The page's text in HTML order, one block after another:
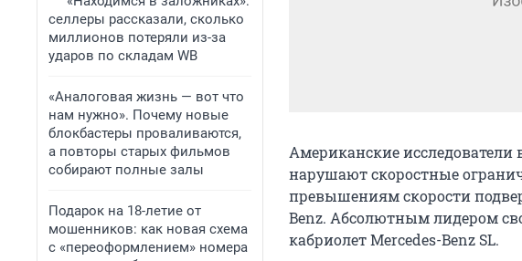
селлеры рассказали, сколько
миллионов потеряли из-за
ударов по складам WB
«Аналоговая жизнь — вот что
нам нужно». Почему новые
блокбастеры проваливаются,
а повторы старых фильмов
собирают полные залы
Подарок на 18-летие от
мошенников: как новая схема
с «переоформлением» номера
Американские
нарушают скоростные
превышениям скорости
Benz. Абсолютным лидером
кабриолет Mercedes-Benz SL.